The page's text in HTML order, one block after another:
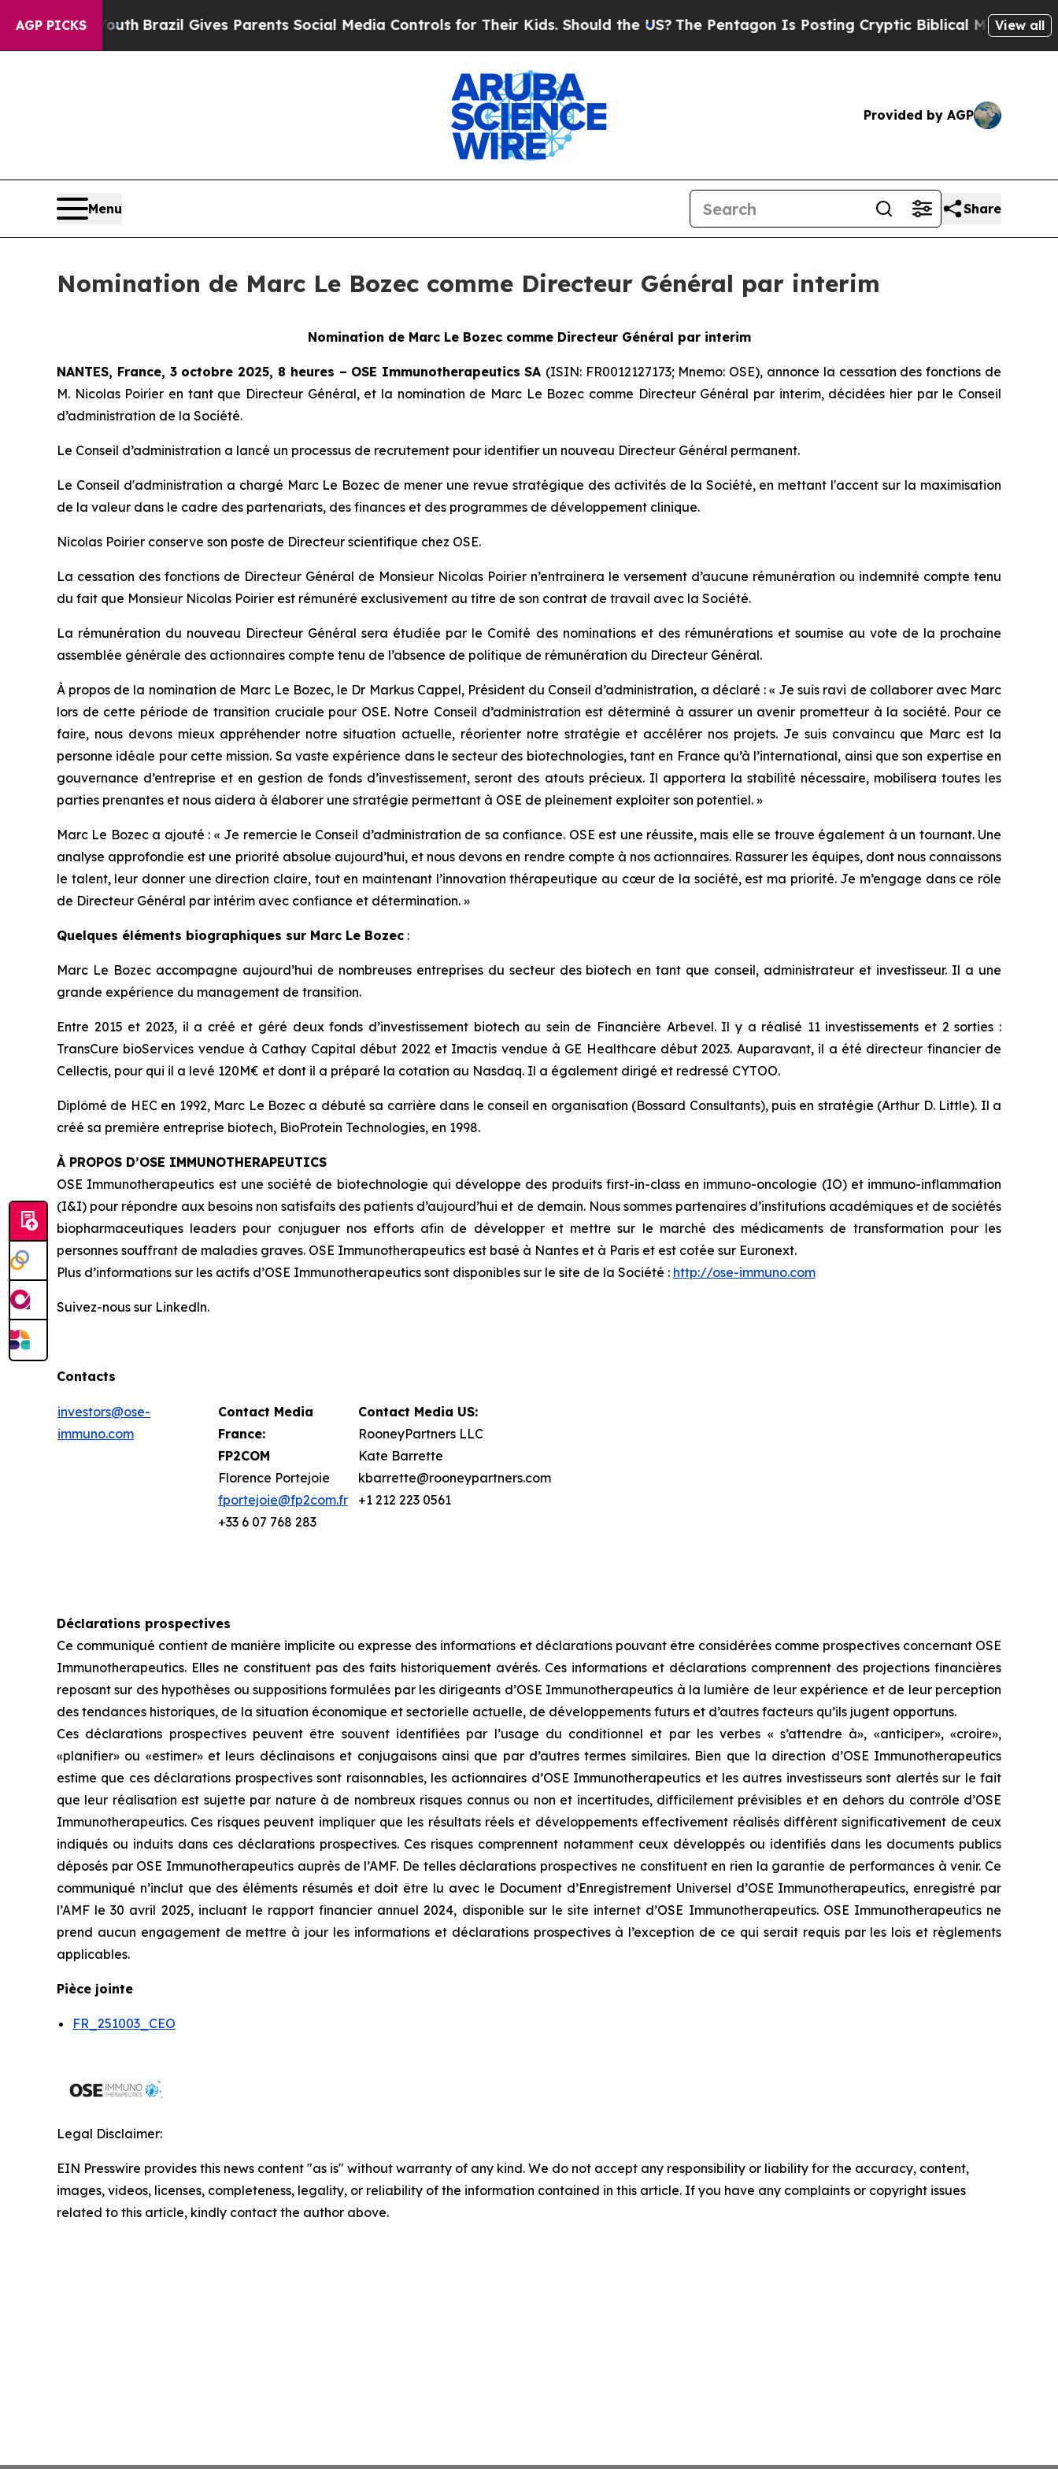
AGP PICKS
to YouthBrazil Gives Parents Social Media Controls for Their Kids. Should the US?The Pentagon Is Posting Cryptic Biblical Messages on Social
View all
Provided by AGP
Menu Share
Nomination de Marc Le Bozec comme Directeur Général par interim
Nomination de Marc Le Bozec comme Directeur Général par interim
NANTES, France, 3 octobre 2025, 8 heures – OSE Immunotherapeutics SA (ISIN: FR0012127173; Mnemo: OSE), annonce la cessation des fonctions de
M. Nicolas Poirier en tant que Directeur Général, et la nomination de Marc Le Bozec comme Directeur Général par interim, décidées hier par le Conseil
d’administration de la Société.
Le Conseil d’administration a lancé un processus de recrutement pour identifier un nouveau Directeur Général permanent.
Le Conseil d'administration a chargé Marc Le Bozec de mener une revue stratégique des activités de la Société, en mettant l'accent sur la maximisation
de la valeur dans le cadre des partenariats, des finances et des programmes de développement clinique.
Nicolas Poirier conserve son poste de Directeur scientifique chez OSE.
La cessation des fonctions de Directeur Général de Monsieur Nicolas Poirier n’entrainera le versement d’aucune rémunération ou indemnité compte tenu
du fait que Monsieur Nicolas Poirier est rémunéré exclusivement au titre de son contrat de travail avec la Société.
La rémunération du nouveau Directeur Général sera étudiée par le Comité des nominations et des rémunérations et soumise au vote de la prochaine
assemblée générale des actionnaires compte tenu de l’absence de politique de rémunération du Directeur Général.
À propos de la nomination de Marc Le Bozec, le Dr Markus Cappel, Président du Conseil d’administration, a déclaré : « Je suis ravi de collaborer avec Marc
lors de cette période de transition cruciale pour OSE. Notre Conseil d’administration est déterminé à assurer un avenir prometteur à la société. Pour ce
faire, nous devons mieux appréhender notre situation actuelle, réorienter notre stratégie et accélérer nos projets. Je suis convaincu que Marc est la
personne idéale pour cette mission. Sa vaste expérience dans le secteur des biotechnologies, tant en France qu’à l’international, ainsi que son expertise en
gouvernance d’entreprise et en gestion de fonds d’investissement, seront des atouts précieux. Il apportera la stabilité nécessaire, mobilisera toutes les
parties prenantes et nous aidera à élaborer une stratégie permettant à OSE de pleinement exploiter son potentiel. »
Marc Le Bozec a ajouté : « Je remercie le Conseil d’administration de sa confiance. OSE est une réussite, mais elle se trouve également à un tournant. Une
analyse approfondie est une priorité absolue aujourd’hui, et nous devons en rendre compte à nos actionnaires. Rassurer les équipes, dont nous connaissons
le talent, leur donner une direction claire, tout en maintenant l’innovation thérapeutique au cœur de la société, est ma priorité. Je m’engage dans ce rôle
de Directeur Général par intérim avec confiance et détermination. »
Quelques éléments biographiques sur Marc Le Bozec :
Marc Le Bozec accompagne aujourd’hui de nombreuses entreprises du secteur des biotech en tant que conseil, administrateur et investisseur. Il a une
grande expérience du management de transition.
Entre 2015 et 2023, il a créé et géré deux fonds d’investissement biotech au sein de Financière Arbevel. Il y a réalisé 11 investissements et 2 sorties :
TransCure bioServices vendue à Cathay Capital début 2022 et Imactis vendue à GE Healthcare début 2023. Auparavant, il a été directeur financier de
Cellectis, pour qui il a levé 120M€ et dont il a préparé la cotation au Nasdaq. Il a également dirigé et redressé CYTOO.
Diplômé de HEC en 1992, Marc Le Bozec a débuté sa carrière dans le conseil en organisation (Bossard Consultants), puis en stratégie (Arthur D. Little). Il a
créé sa première entreprise biotech, BioProtein Technologies, en 1998.
À PROPOS D’OSE IMMUNOTHERAPEUTICS
OSE Immunotherapeutics est une société de biotechnologie qui développe des produits first-in-classen immuno-oncologie (IO) et immuno-inflammation
(I&I) pour répondre aux besoins non satisfaits des patients d’aujourd’hui et de demain. Nous sommes partenaires d’institutions académiques et de sociétés
biopharmaceutiques leaders pour conjuguer nos efforts afin de développer et mettre sur le marché des médicaments de transformation pour les
personnes souffrant de maladies graves. OSE Immunotherapeutics est basé à Nantes et à Paris et est cotée sur Euronext.
Plus d’informations sur les actifs d’OSE Immunotherapeutics sont disponibles sur le site de la Société : http://ose-immuno.com
Suivez-nous sur Linkedln.
Contacts
investors@ose-
immuno.com
Contact Media
France:
FP2COM
Florence Portejoie
fportejoie@fp2com.fr
+33 6 07 768 283
Contact Media US:
RooneyPartners LLC
Kate Barrette
kbarrette@rooneypartners.com
+1 212 223 0561
Déclarations prospectives
Ce communiqué contient de manière implicite ou expresse des informations et déclarations pouvant être considérées comme prospectives concernant OSE
Immunotherapeutics. Elles ne constituent pas des faits historiquement avérés. Ces informations et déclarations comprennent des projections financières
reposant sur des hypothèses ou suppositions formulées par les dirigeants d’OSE Immunotherapeutics à la lumière de leur expérience et de leur perception
des tendances historiques, de la situation économique et sectorielle actuelle, de développements futurs et d’autres facteurs qu’ils jugent opportuns.
Ces déclarations prospectives peuvent être souvent identifiées par l’usage du conditionnel et par les verbes « s’attendre à», «anticiper», «croire»,
«planifier» ou «estimer» et leurs déclinaisons et conjugaisons ainsi que par d’autres termes similaires. Bien que la direction d’OSE Immunotherapeutics
estime que ces déclarations prospectives sont raisonnables, les actionnaires d’OSE Immunotherapeutics et les autres investisseurs sont alertés sur le fait
que leur réalisation est sujette par nature à de nombreux risques connus ou non et incertitudes, difficilement prévisibles et en dehors du contrôle d’OSE
Immunotherapeutics. Ces risques peuvent impliquer que les résultats réels et développements effectivement réalisés diffèrent significativement de ceux
indiqués ou induits dans ces déclarations prospectives. Ces risques comprennent notamment ceux développés ou identifiés dans les documents publics
déposés par OSE Immunotherapeutics auprès de l’AMF. De telles déclarations prospectives ne constituent en rien la garantie de performances à venir. Ce
communiqué n’inclut que des éléments résumés et doit être lu avec le Document d’Enregistrement Universel d’OSE Immunotherapeutics, enregistré par
l’AMF le 30 avril 2025, incluant le rapport financier annuel 2024, disponible sur le site internet d’OSE Immunotherapeutics. OSE Immunotherapeutics ne
prend aucun engagement de mettre à jour les informations et déclarations prospectives à l’exception de ce qui serait requis par les lois et règlements
applicables.
Pièce jointe
FR_251003_CEO
Legal Disclaimer:
EIN Presswire provides this news content "as is" without warranty of any kind. We do not accept any responsibility or liability for the accuracy, content,
images, videos, licenses, completeness, legality, or reliability of the information contained in this article. If you have any complaints or copyright issues
related to this article, kindly contact the author above.